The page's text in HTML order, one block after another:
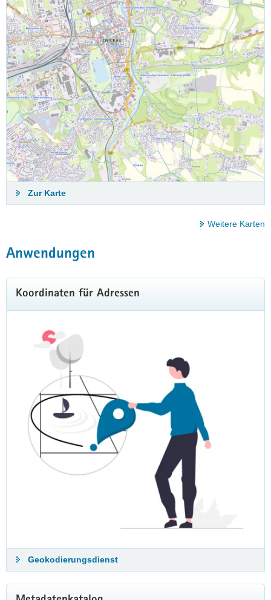
Zur Karte
Weitere Karten
Anwendungen
Koordinaten für Adressen
Geokodierungsdienst